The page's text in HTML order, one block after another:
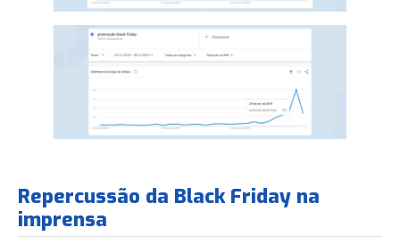
Repercussão da Black Friday na
imprensa